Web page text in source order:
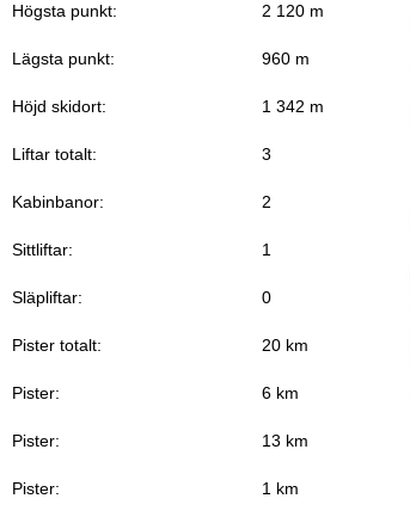
Högsta punkt: 2 120 m
Lägsta punkt: 960 m
Höjd skidort: 1 342 m
Liftar totalt: 3
Kabinbanor: 2
Sittliftar: 1
Släpliftar: 0
Pister totalt: 20 km
Pister: 6 km
Pister: 13 km
Pister: 1 km